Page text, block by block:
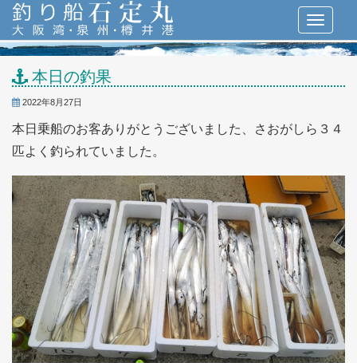
本日の釣果
2022年8月27日
本日乗船のお客ありがとうございました、さおがしら３４
匹よく釣られていました。